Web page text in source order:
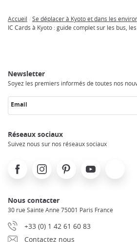
Breadcrumb
Accueil
Se déplacer à Kyoto et dans les
IC Cards à Kyoto : guide complet sur les bus,
Newsletter
Soyez les premiers informés de toutes nos
Email
Réseaux sociaux
Suivez nous sur nos réseaux sociaux
FacebookInstagramPinterest Youtube
Nous contacter
30 rue Sainte Anne 75001 Paris France
+33 (0) 1 42 61 60 83
Contactez nous